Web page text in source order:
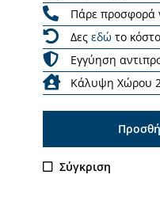
Πάρε προσφορά
Δες εδώ το
Εγγύηση
Κάλυψη Χώρου
Σύγκριση